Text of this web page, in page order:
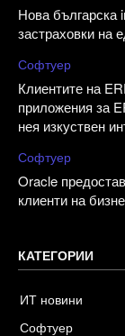
Нова българска
застраховки на
Софтуер
Клиентите на
приложения за
нея изкуствен
Софтуер
Oracle
клиенти на
КАТЕГОРИИ
ИТ новини
Софтуер